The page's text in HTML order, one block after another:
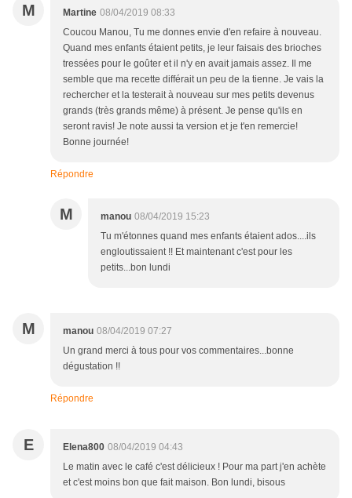
M Martine 08/04/2019 08:33
Coucou Manou, Tu me donnes envie d'en refaire à nouveau.
Quand mes enfants étaient petits, je leur faisais des brioches
tressées pour le goûter et il n'y en avait jamais assez. Il me
semble que ma recette différait un peu de la tienne. Je vais la
rechercher et la testerait à nouveau sur mes petits devenus
grands (très grands même) à présent. Je pense qu'ils en
seront ravis! Je note aussi ta version et je t'en remercie!
Bonne journée!
Répondre
M manou 08/04/2019 15:23
Tu m'étonnes quand mes enfants étaient ados....ils
engloutissaient !! Et maintenant c'est pour les
petits...bon lundi
M manou 08/04/2019 07:27
Un grand merci à tous pour vos commentaires...bonne
dégustation !!
Répondre
E Elena800 08/04/2019 04:43
Le matin avec le café c'est délicieux ! Pour ma part j'en achète
et c'est moins bon que fait maison. Bon lundi, bisous